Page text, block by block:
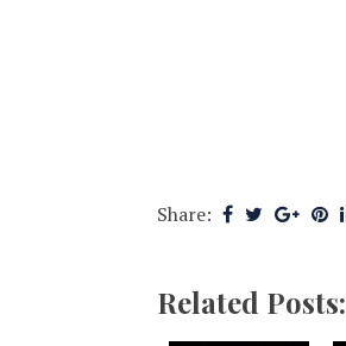
Share:
Related Posts: